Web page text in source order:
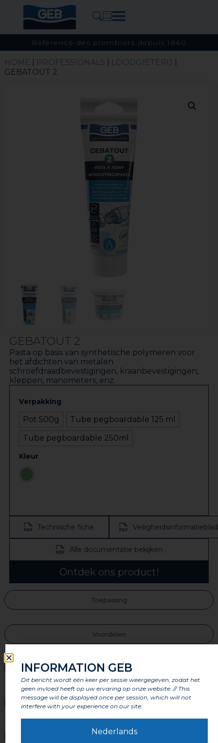
Référence des plombiers depuis 1860
HOME PROFESSIONALS LOODGIETERIJ
GEBATOUT 2
GEBATOUT 2
Pasta op basis van synthetische polymeren voor
het afdichten van metalen
schroefdraadbevestigingen, kraanbevestigingen,
kleppen, manometers, enz.
Verpakking
Pot 500g
Tube pegboardable 125 ml
Tube pegboardable 250ml
Kleur
Technische fiche Veiligheidsinformatieblad
Alle documentatie bekijken
Ontdek ons product!
Toepassing
Voordelen
Kenmerken
Onderdelen
Labels en certificeringen
INFORMATION GEB
Dit bericht wordt één keer per sessie weergegeven, zodat het
geen invloed heeft op uw ervaring op onze website. // This
message will be displayed once per session, which will not
interfere with your experience on our site.
Nederlands